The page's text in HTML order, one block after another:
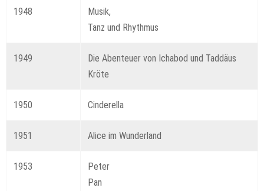
1948
Musik,
Tanz und Rhythmus
1949
Die Abenteuer von Ichabod und Taddäus
Kröte
1950 Cinderella
1951 Alice im Wunderland
1953
Peter
Pan